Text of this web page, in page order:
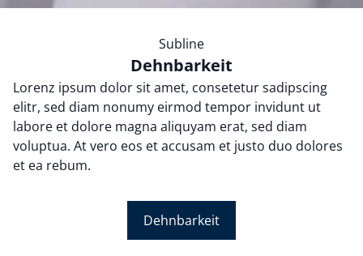
Subline
Dehnbarkeit
Lorenz ipsum dolor sit amet, consetetur sadipscing
elitr, sed diam nonumy eirmod tempor invidunt ut
labore et dolore magna aliquyam erat, sed diam
voluptua. At vero eos et accusam et justo duo dolores
et ea rebum.
Dehnbarkeit